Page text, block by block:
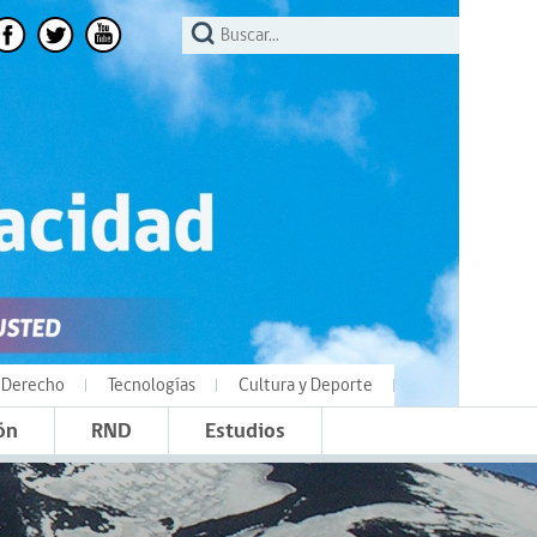
Derecho Tecnologías Cultura y Deporte
RND Estudios